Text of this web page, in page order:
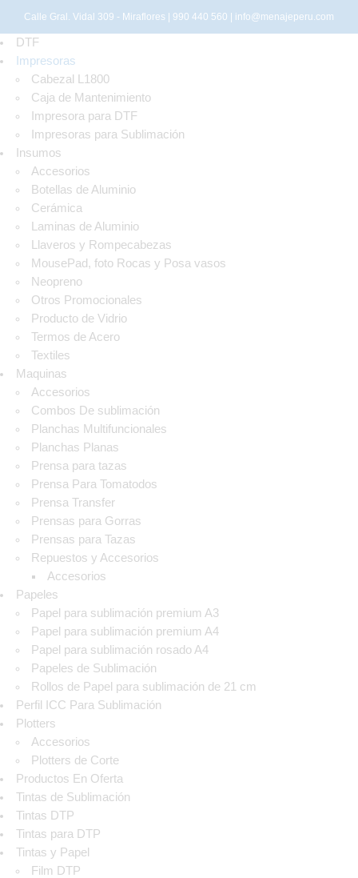
Calle Gral. Vidal 309 - Miraflores | 990 440 560 | info@menajeperu.com
DTF
Impresoras
Cabezal L1800
Caja de Mantenimiento
Impresora para DTF
Impresoras para Sublimación
Insumos
Accesorios
Botellas de Aluminio
Cerámica
Laminas de Aluminio
Llaveros y Rompecabezas
MousePad, foto Rocas y Posa vasos
Neopreno
Otros Promocionales
Producto de Vidrio
Termos de Acero
Textiles
Maquinas
Accesorios
Combos De sublimación
Planchas Multifuncionales
Planchas Planas
Prensa para tazas
Prensa Para Tomatodos
Prensa Transfer
Prensas para Gorras
Prensas para Tazas
Repuestos y Accesorios
Accesorios
Papeles
Papel para sublimación premium A3
Papel para sublimación premium A4
Papel para sublimación rosado A4
Papeles de Sublimación
Rollos de Papel para sublimación de 21 cm
Perfil ICC Para Sublimación
Plotters
Accesorios
Plotters de Corte
Productos En Oferta
Tintas de Sublimación
Tintas DTP
Tintas para DTP
Tintas y Papel
Film DTP